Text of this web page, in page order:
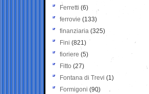
Ferretti (6)
ferrovie (133)
finanziaria (325)
Fini (821)
fioriere (5)
Fitto (27)
Fontana di Trevi (1)
Formigoni (90)